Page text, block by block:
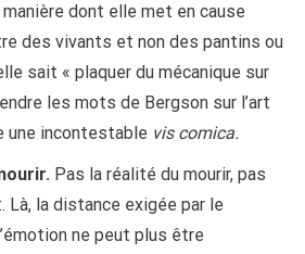
dont elle met en cause
des vivants et non des pantins ou
sait « plaquer du mécanique sur
les mots de Bergson sur l’art
une incontestable vis comica.
Pas la réalité du mourir, pas
Là, la distance exigée par le
ne peut plus être